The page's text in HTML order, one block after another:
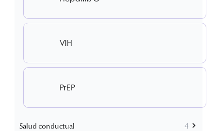
VIH
PrEP
Salud conductual 4